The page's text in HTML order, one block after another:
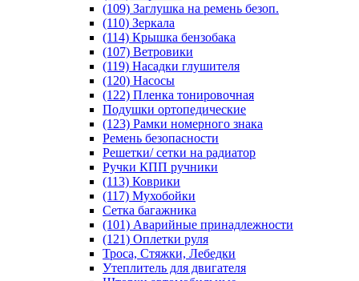
(109) Заглушка на ремень безоп.
(110) Зеркала
(114) Крышка бензобака
(107) Ветровики
(119) Насадки глушителя
(120) Насосы
(122) Пленка тонировочная
Подушки ортопедические
(123) Рамки номерного знака
Ремень безопасности
Решетки/ сетки на радиатор
Ручки КПП ручники
(113) Коврики
(117) Мухобойки
Сетка багажника
(101) Аварийные принадлежности
(121) Оплетки руля
Троса, Стяжки, Лебедки
Утеплитель для двигателя